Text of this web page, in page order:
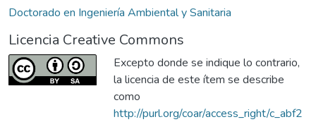
Doctorado en Ingeniería Ambiental y Sanitaria
Licencia Creative Commons
Excepto donde se indique lo contrario,
la licencia de este ítem se describe
como
http://purl.org/coar/access_right/c_abf2